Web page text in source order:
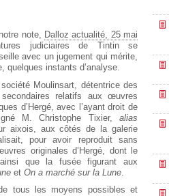
note,
Dalloz actualité, 25 mai
judiciaires de Tintin se
avec un jugement qui mérite,
quelques instants d’analyse.
Moulinsart, détentrice des
relatifs aux œuvres
d’Hergé, avec l’ayant droit de
M. Christophe Tixier, alias
aixois, aux côtés de la galerie
pour avoir reproduit sans
originales d’Hergé, dont le
que la fusée figurant aux
et On a marché sur la Lune
tous les moyens possibles et